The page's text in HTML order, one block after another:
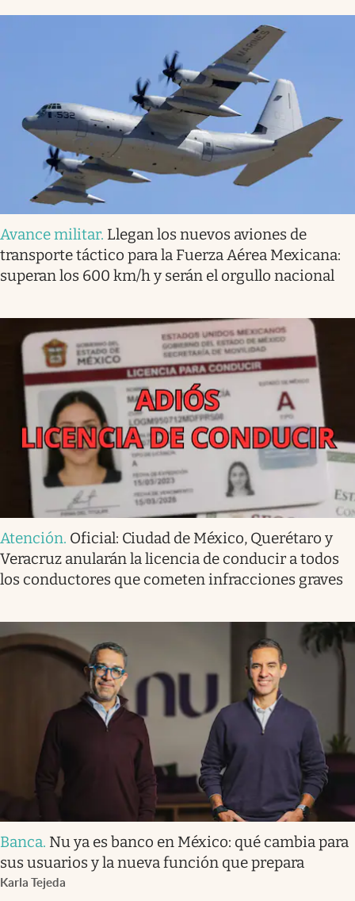
Avance militar. Llegan los nuevos aviones de
transporte táctico para la Fuerza Aérea Mexicana:
superan los 600 km/h y serán el orgullo nacional
Atención. Oficial: Ciudad de México, Querétaro y
Veracruz anularán la licencia de conducir a todos
los conductores que cometen infracciones graves
Banca. Nu ya es banco en México: qué cambia para
sus usuarios y la nueva función que prepara
Karla Tejeda